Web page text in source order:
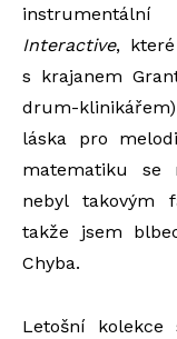
instrumentální
Interactive,
s krajanem
drum-
láska pro
matematiku se
nebyl takovým
takže jsem
Chyba.
Letošní kolekce